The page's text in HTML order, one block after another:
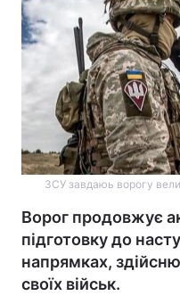
ЗСУ завдаюь ворогу
Ворог продовжує
підготовку до
напрямках,
своїх військ.